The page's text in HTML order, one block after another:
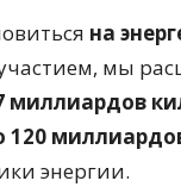
на
мы
миллиардов
120
энергии.